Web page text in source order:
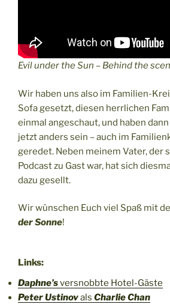
Evil under the Sun – Behind the
Wir haben uns also im Familien-
Sofa gesetzt, diesen herrlichen
einmal angeschaut, und haben
jetzt anders sein – auch im
geredet. Neben meinem Vater, der
Podcast zu Gast war, hat sich
dazu gesellt.
Wir wünschen Euch viel Spaß mit
der Sonne!
Links:
Daphne’sversnobbte Hotel-Gäste
Peter Ustinovals Charlie Chan